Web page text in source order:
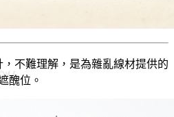
不難理解，是為雜亂線材提供的
醜位。